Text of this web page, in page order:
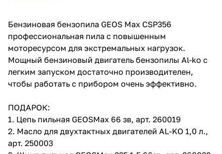
Бензиновая бензопила GEOS Max CSP356
профессиональная пила с повышенным
моторесурсом для экстремальных нагрузок.
Мощный бензиновый двигатель бензопилы Al-ko с
легким запуском достаточно производителен,
чтобы работать с прибором очень эффективно.
ПОДАРОК:
1. Цепь пильная GEOSMax 66 зв, арт. 260019
2. Масло для двухтактных двигателей AL-KO 1,0 л.,
арт. 250003
раз в 2
недели